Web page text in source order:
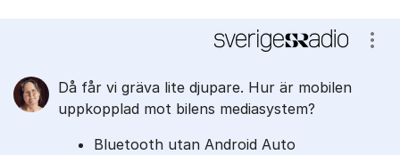
Då får vi gräva lite djupare. Hur är mobilen
uppkopplad mot bilens mediasystem?
Bluetooth utan Android Auto